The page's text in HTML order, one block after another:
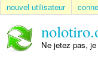
nouvel utilisateur
Ne jetez pas,